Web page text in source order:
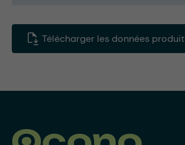
Télécharger les données produit